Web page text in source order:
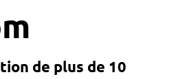
de plus de 10